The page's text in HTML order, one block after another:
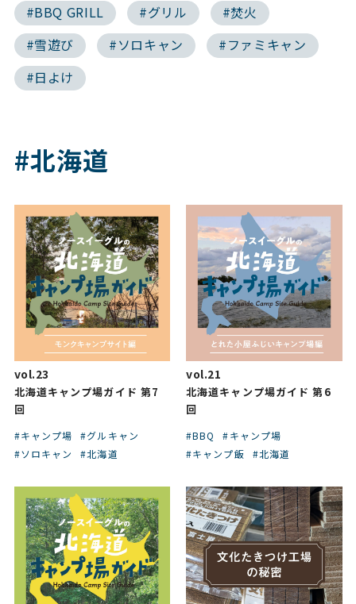
#BBQ GRILL
#グリル
#焚火
#雪遊び
#ソロキャン
#ファミキャン
#日よけ
#北海道
vol.23
北海道キャンプ場ガイド 第7
回
#キャンプ場
#グルキャン
#ソロキャン
#北海道
vol.21
北海道キャンプ場ガイド 第6
回
#BBQ
#キャンプ場
#キャンプ飯
#北海道